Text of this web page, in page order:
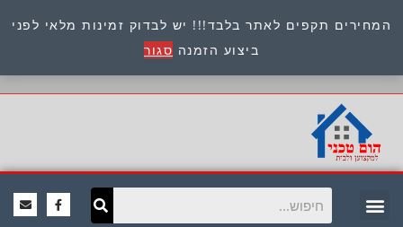
המחירים תקפים לאתר בלבד!!! יש לבדוק זמינות מלאי לפני
ביצוע הזמנה סגור
כתובת : היוזמים 9 אור יהודה שירות לקוחות 054-
8945722